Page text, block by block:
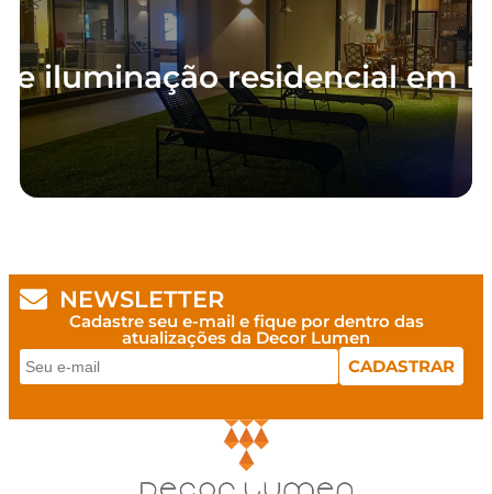
iluminação residencial em
NEWSLETTER
Cadastre seu e-mail e fique por dentro das
atualizações da Decor Lumen